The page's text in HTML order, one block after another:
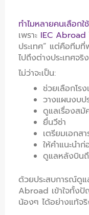
ทำไมหลายคนเลือก
เพราะ IEC Abroad
ประเทศ” แต่คือทีม
ไปถึงต่างประเทศจริง
ไม่ว่าจะเป็น:
ช่วยเลือกโร
วางแผนงบป
ดูแลเรื่องสมั
ยื่นวีซ่า
เตรียมเอกสา
ให้คำแนะนำ
ดูแลหลังบินถึ
ด้วยประสบการณ์ดูแ
Abroad เข้าใจทั้ง
น้องๆ ได้อย่างแท้จ